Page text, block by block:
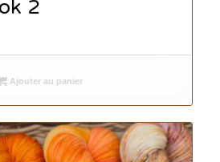
2
Ajouter au panier